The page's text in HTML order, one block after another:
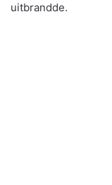
uitbrandde.